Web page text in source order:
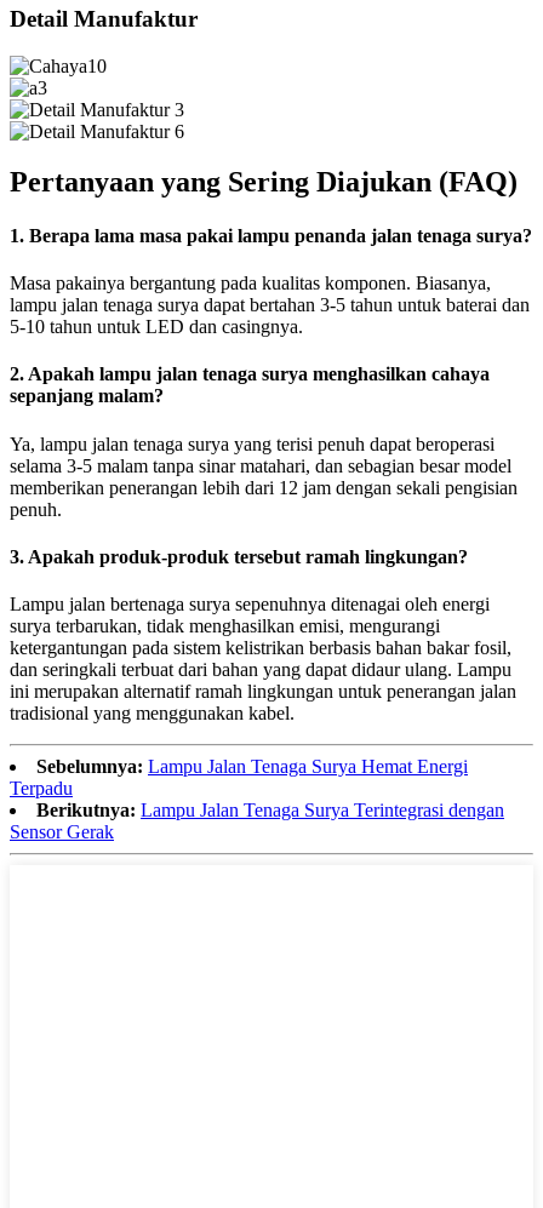
Detail Manufaktur
Pertanyaan yang Sering Diajukan (FAQ)
1. Berapa lama masa pakai lampu penanda jalan tenaga surya?
Masa pakainya bergantung pada kualitas komponen. Biasanya,
lampu jalan tenaga surya dapat bertahan 3-5 tahun untuk baterai dan
5-10 tahun untuk LED dan casingnya.
2. Apakah lampu jalan tenaga surya menghasilkan cahaya
sepanjang malam?
Ya, lampu jalan tenaga surya yang terisi penuh dapat beroperasi
selama 3-5 malam tanpa sinar matahari, dan sebagian besar model
memberikan penerangan lebih dari 12 jam dengan sekali pengisian
penuh.
3. Apakah produk-produk tersebut ramah lingkungan?
Lampu jalan bertenaga surya sepenuhnya ditenagai oleh energi
surya terbarukan, tidak menghasilkan emisi, mengurangi
ketergantungan pada sistem kelistrikan berbasis bahan bakar fosil,
dan seringkali terbuat dari bahan yang dapat didaur ulang. Lampu
ini merupakan alternatif ramah lingkungan untuk penerangan jalan
tradisional yang menggunakan kabel.
Sebelumnya: Lampu Jalan Tenaga Surya Hemat Energi
Terpadu
Berikutnya: Lampu Jalan Tenaga Surya Terintegrasi dengan
Sensor Gerak